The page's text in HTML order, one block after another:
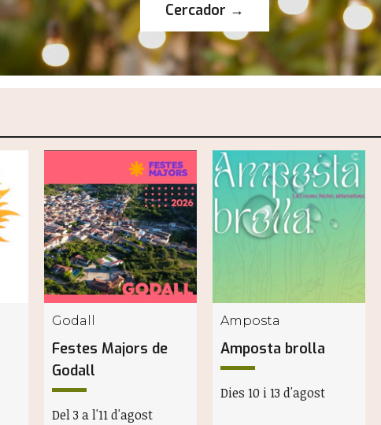
Cercador →
Godall
Festes Majors de
Godall
Del 3 a l'11 d'agost
Amposta
Amposta brolla
Dies 10 i 13 d'agost